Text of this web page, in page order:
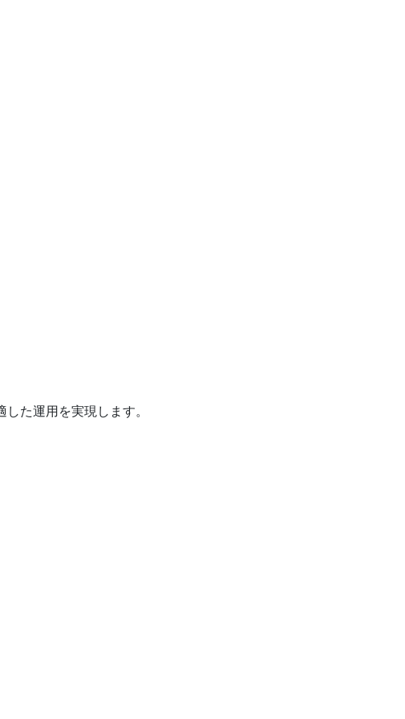
た運用を実現します。